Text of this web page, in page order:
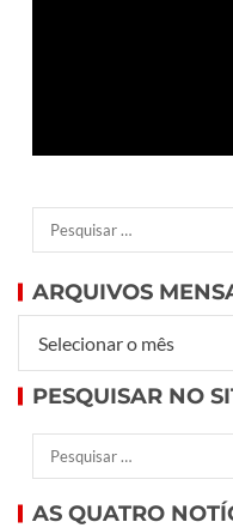
ARQUIVOS
PESQUISAR NO
AS QUATRO